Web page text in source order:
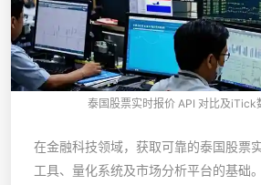
泰国股票实时报价 API 对比及iTick
在金融科技领域，获取可靠的泰国股票
工具、量化系统及市场分析平台的基础